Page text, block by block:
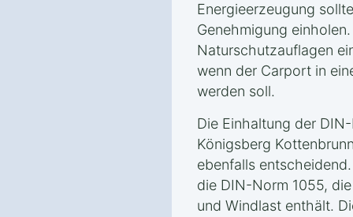
Energieerzeugung
Genehmigung
Naturschutzauflagen
wenn der Carport in
werden soll.
Die Einhaltung der
Königsberg
ebenfalls
die DIN-Norm 1055,
und Windlast enthält.